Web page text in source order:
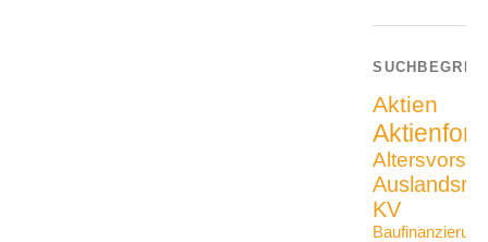
Aktien
KV
Baufinanzierung